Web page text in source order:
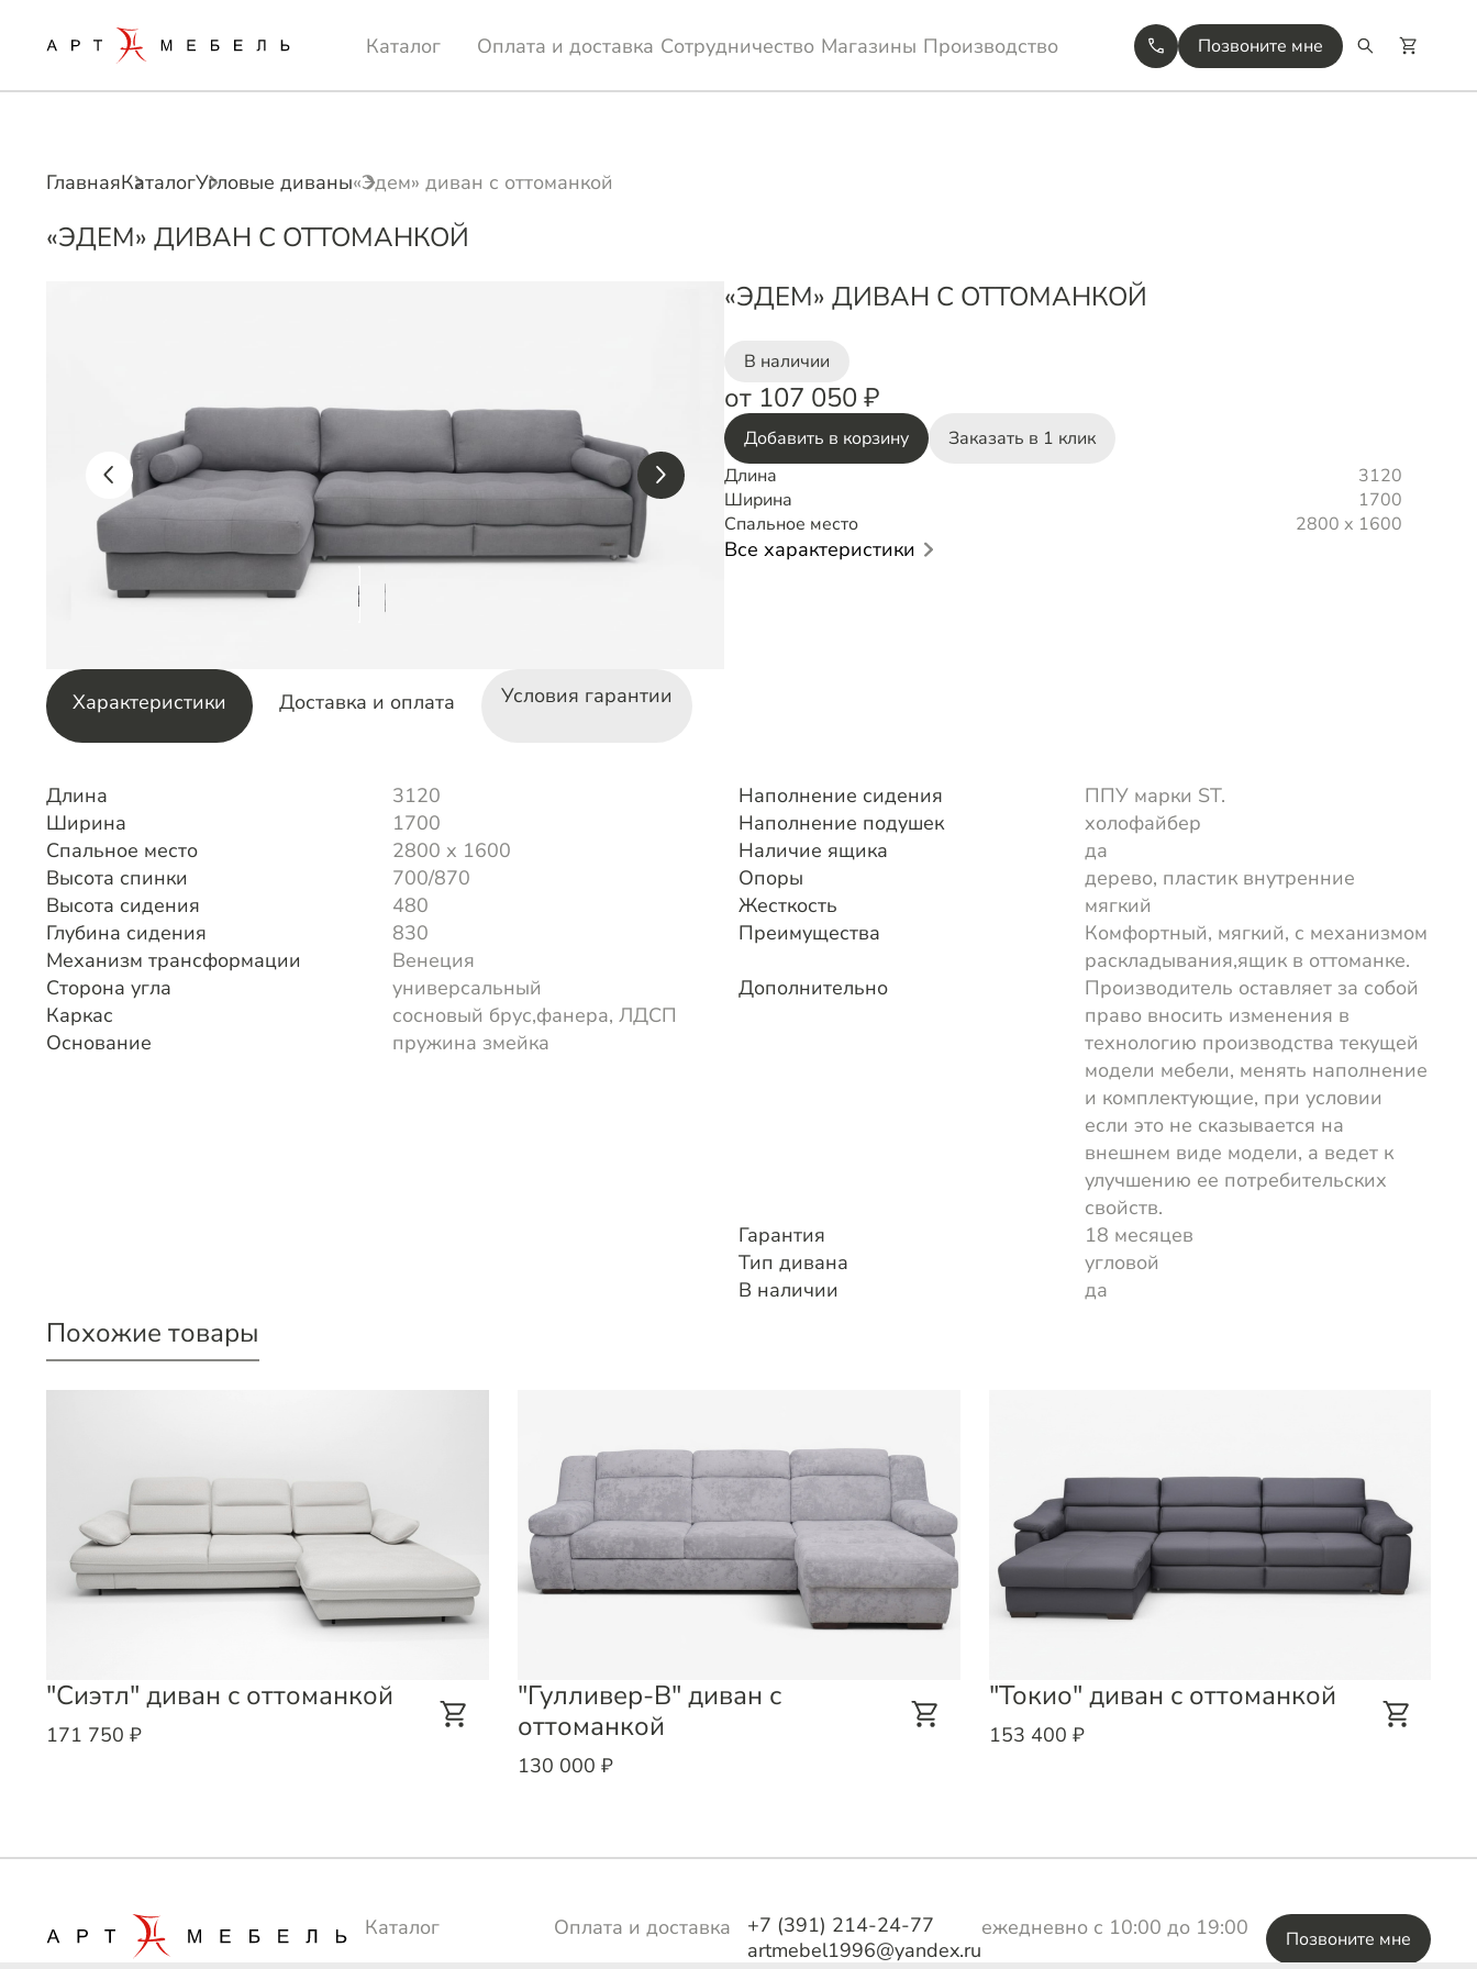
Каталог Оплата и доставка Сотрудничество Магазины Производство Позвоните мне
ГлавнаяКаталогУгловые диваны«Эдем» диван с оттоманкой
«ЭДЕМ» ДИВАН С ОТТОМАНКОЙ
«ЭДЕМ» ДИВАН С ОТТОМАНКОЙ
В наличии
от 107 050 ₽
Добавить в корзину
Заказать в 1 клик
Длина
3120
Ширина
1700
Спальное место
2800 х 1600
Все характеристики
Характеристики Доставка и оплата Условия гарантии
Длина
3120
Ширина
1700
Спальное место
2800 х 1600
Высота спинки
700/870
Высота сидения
480
Глубина сидения
830
Механизм трансформации
Венеция
Сторона угла
универсальный
Каркас
сосновый брус,фанера, ЛДСП
Основание
пружина змейка
Наполнение сидения
ППУ марки ST.
Наполнение подушек
холофайбер
Наличие ящика
да
Опоры
дерево, пластик внутренние
Жесткость
мягкий
Преимущества
Комфортный, мягкий, с механизмом
раскладывания,ящик в оттоманке.
Дополнительно
Производитель оставляет за собой
право вносить изменения в
технологию производства текущей
модели мебели, менять наполнение
и комплектующие, при условии
если это не сказывается на
внешнем виде модели, а ведет к
улучшению ее потребительских
свойств.
Гарантия
18 месяцев
Тип дивана
угловой
В наличии
да
Похожие товары
"Сиэтл" диван с оттоманкой
171 750 ₽
"Гулливер-В" диван с
оттоманкой
130 000 ₽
"Токио" диван с оттоманкой
153 400 ₽
Каталог
Оплата и доставка
+7 (391) 214-24-77
artmebel1996@yandex.ru
ежедневно с 10:00 до 19:00 Позвоните мне